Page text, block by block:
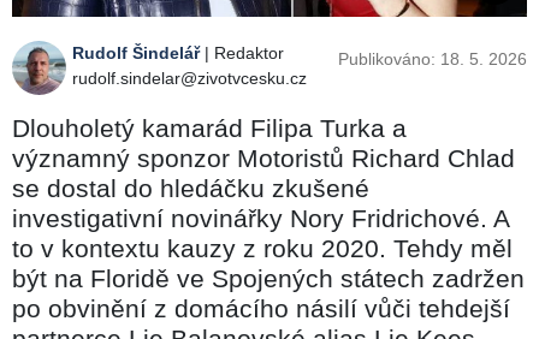
Rudolf Šindelář| Redaktor
rudolf.sindelar@zivotvcesku.cz
Publikováno: 18. 5. 2026
Dlouholetý kamarád Filipa Turka a
významný sponzor Motoristů Richard Chlad
se dostal do hledáčku zkušené
investigativní novinářky Nory Fridrichové. A
to v kontextu kauzy z roku 2020. Tehdy měl
být na Floridě ve Spojených státech zadržen
po obvinění z domácího násilí vůči tehdejší